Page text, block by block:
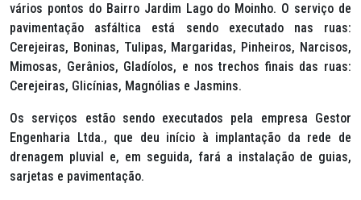
vários pontos do Bairro Jardim Lago do Moinho. O serviço de
pavimentação asfáltica está sendo executado nas ruas:
Cerejeiras, Boninas, Tulipas, Margaridas, Pinheiros, Narcisos,
Mimosas, Gerânios, Gladíolos, e nos trechos finais das ruas:
Cerejeiras, Glicínias, Magnólias e Jasmins.
Os serviços estão sendo executados pela empresa Gestor
Engenharia Ltda., que deu início à implantação da rede de
drenagem pluvial e, em seguida, fará a instalação de guias,
sarjetas e pavimentação.